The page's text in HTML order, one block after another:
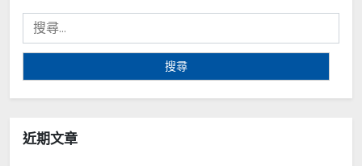
搜
尋
近期文章